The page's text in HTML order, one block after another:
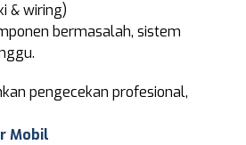
& wiring)
bermasalah, sistem
pengecekan profesional,
Mobil